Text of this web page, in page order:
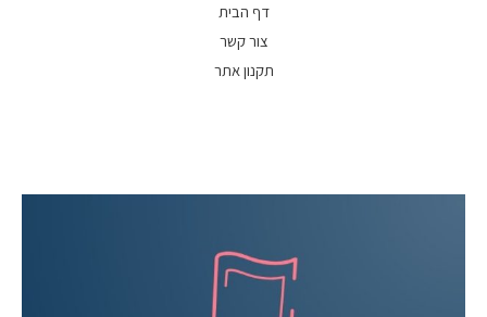
דף הבית
צור קשר
תקנון אתר